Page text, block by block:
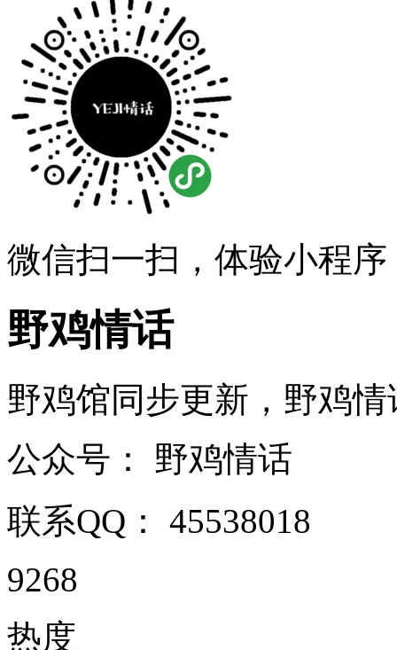
微信扫一扫，体验小程序
野鸡情话
野鸡馆同步更新，野鸡情
公众号： 野鸡情话
联系QQ： 45538018
9268
热度